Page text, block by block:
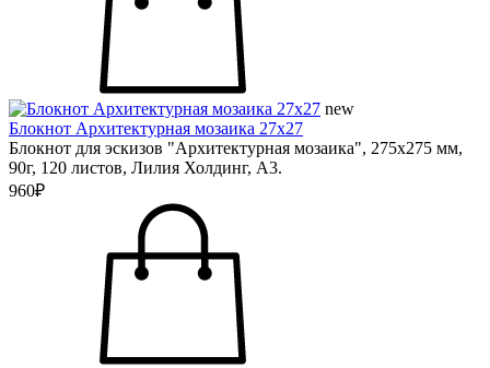
new
Блокнот Архитектурная мозаика 27х27
Блокнот для эскизов "Архитектурная мозаика", 275х275 мм,
90г, 120 листов, Лилия Холдинг, А3.
960₽